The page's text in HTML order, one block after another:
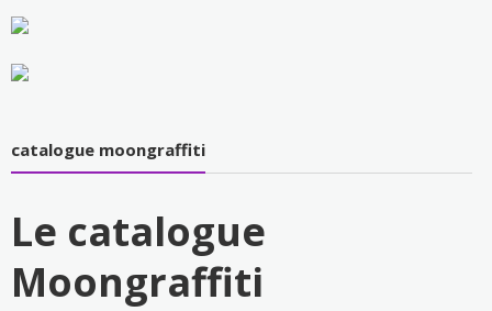
catalogue moongraffiti
Le catalogue
Moongraffiti